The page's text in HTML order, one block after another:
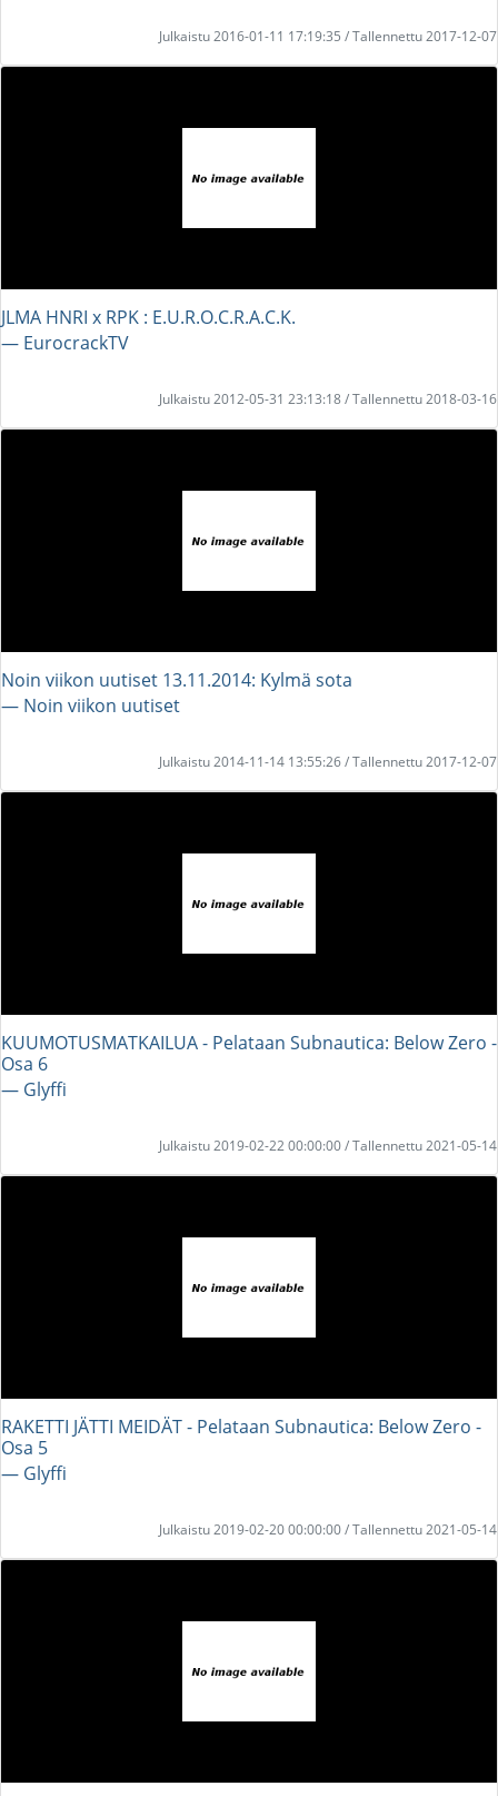
Julkaistu 2016-01-11 17:19:35 / Tallennettu 2017-12-07
JLMA HNRI x RPK : E.U.R.O.C.R.A.C.K.
― EurocrackTV
Julkaistu 2012-05-31 23:13:18 / Tallennettu 2018-03-16
Noin viikon uutiset 13.11.2014: Kylmä sota
― Noin viikon uutiset
Julkaistu 2014-11-14 13:55:26 / Tallennettu 2017-12-07
KUUMOTUSMATKAILUA - Pelataan Subnautica: Below Zero -
Osa 6
― Glyffi
Julkaistu 2019-02-22 00:00:00 / Tallennettu 2021-05-14
RAKETTI JÄTTI MEIDÄT - Pelataan Subnautica: Below Zero -
Osa 5
― Glyffi
Julkaistu 2019-02-20 00:00:00 / Tallennettu 2021-05-14